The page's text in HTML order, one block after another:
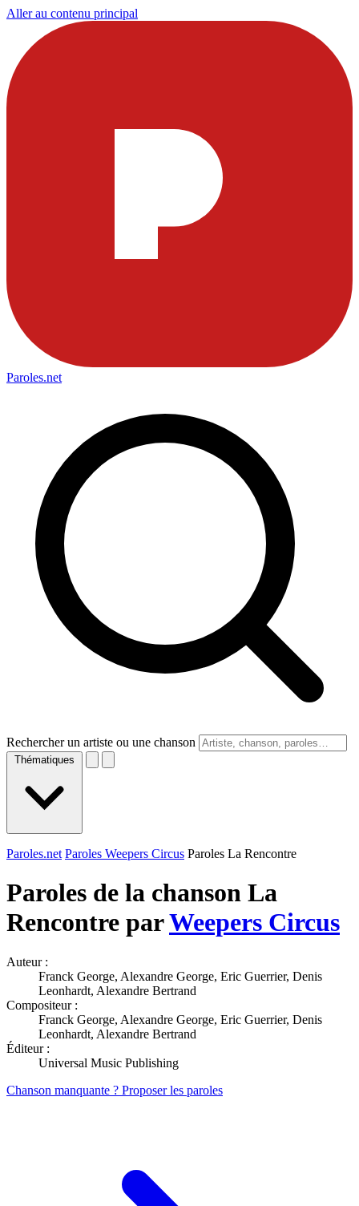
Aller au contenu principal
Paroles.net
Rechercher un artiste ou une chanson
Thématiques
Paroles.net Paroles Weepers Circus Paroles La Rencontre
Paroles de la chanson La
Rencontre parWeepers Circus
Auteur :
Franck George, Alexandre George, Eric Guerrier, Denis
Leonhardt, Alexandre Bertrand
Compositeur :
Franck George, Alexandre George, Eric Guerrier, Denis
Leonhardt, Alexandre Bertrand
Éditeur :
Universal Music Publishing
Chanson manquante ? Proposer les paroles